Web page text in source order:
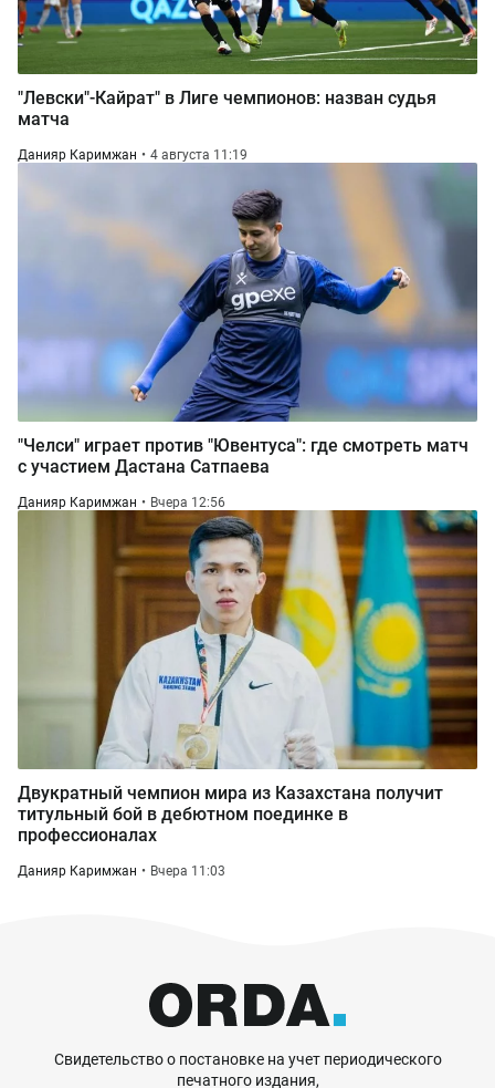
"Левски"-Кайрат" в Лиге чемпионов: назван судья
матча
Данияр Каримжан 4 августа 11:19
"Челси" играет против "Ювентуса": где смотреть матч
с участием Дастана Сатпаева
Данияр Каримжан Вчера 12:56
Двукратный чемпион мира из Казахстана получит
титульный бой в дебютном поединке в
профессионалах
Данияр Каримжан Вчера 11:03
Свидетельство о постановке на учет периодического
печатного издания,